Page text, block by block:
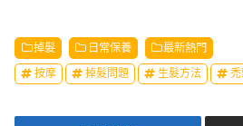
掉髮 日常保養 最新熱門
按摩 掉髮問題 生髮方法